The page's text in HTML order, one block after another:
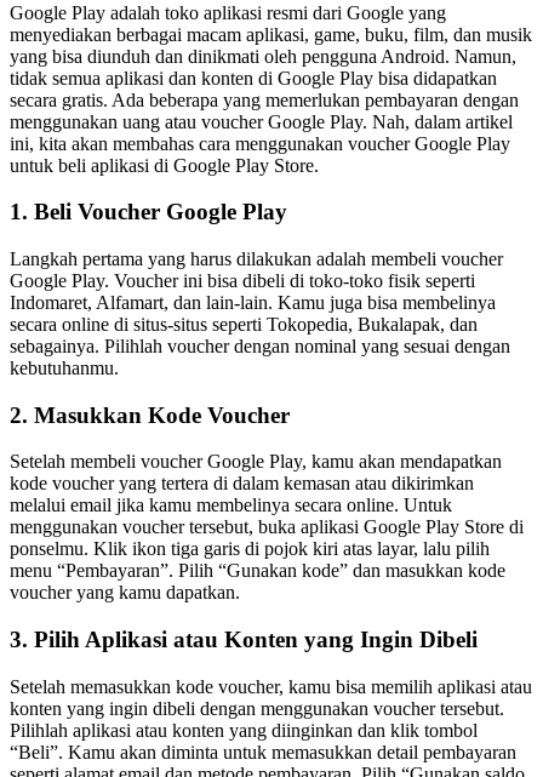
Google Play adalah toko aplikasi resmi dari Google yang
menyediakan berbagai macam aplikasi, game, buku, film, dan musik
yang bisa diunduh dan dinikmati oleh pengguna Android. Namun,
tidak semua aplikasi dan konten di Google Play bisa didapatkan
secara gratis. Ada beberapa yang memerlukan pembayaran dengan
menggunakan uang atau voucher Google Play. Nah, dalam artikel
ini, kita akan membahas cara menggunakan voucher Google Play
untuk beli aplikasi di Google Play Store.
1. Beli Voucher Google Play
Langkah pertama yang harus dilakukan adalah membeli voucher
Google Play. Voucher ini bisa dibeli di toko-toko fisik seperti
Indomaret, Alfamart, dan lain-lain. Kamu juga bisa membelinya
secara online di situs-situs seperti Tokopedia, Bukalapak, dan
sebagainya. Pilihlah voucher dengan nominal yang sesuai dengan
kebutuhanmu.
2. Masukkan Kode Voucher
Setelah membeli voucher Google Play, kamu akan mendapatkan
kode voucher yang tertera di dalam kemasan atau dikirimkan
melalui email jika kamu membelinya secara online. Untuk
menggunakan voucher tersebut, buka aplikasi Google Play Store di
ponselmu. Klik ikon tiga garis di pojok kiri atas layar, lalu pilih
menu “Pembayaran”. Pilih “Gunakan kode” dan masukkan kode
voucher yang kamu dapatkan.
3. Pilih Aplikasi atau Konten yang Ingin Dibeli
Setelah memasukkan kode voucher, kamu bisa memilih aplikasi atau
konten yang ingin dibeli dengan menggunakan voucher tersebut.
Pilihlah aplikasi atau konten yang diinginkan dan klik tombol
“Beli”. Kamu akan diminta untuk memasukkan detail pembayaran